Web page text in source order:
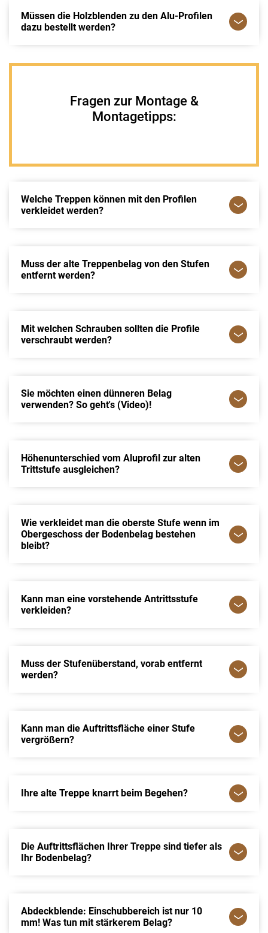
Müssen die Holzblenden zu den Alu-Profilen
dazu bestellt werden?
Fragen zur Montage &
Montagetipps:
Welche Treppen können mit den Profilen
verkleidet werden?
Muss der alte Treppenbelag von den Stufen
entfernt werden?
Mit welchen Schrauben sollten die Profile
verschraubt werden?
Sie möchten einen dünneren Belag
verwenden? So geht's (Video)!
Höhenunterschied vom Aluprofil zur alten
Trittstufe ausgleichen?
Wie verkleidet man die oberste Stufe wenn im
Obergeschoss der Bodenbelag bestehen
bleibt?
Kann man eine vorstehende Antrittsstufe
verkleiden?
Muss der Stufenüberstand, vorab entfernt
werden?
Kann man die Auftrittsfläche einer Stufe
vergrößern?
Ihre alte Treppe knarrt beim Begehen?
Die Auftrittsflächen Ihrer Treppe sind tiefer als
Ihr Bodenbelag?
Abdeckblende: Einschubbereich ist nur 10
mm! Was tun mit stärkerem Belag?